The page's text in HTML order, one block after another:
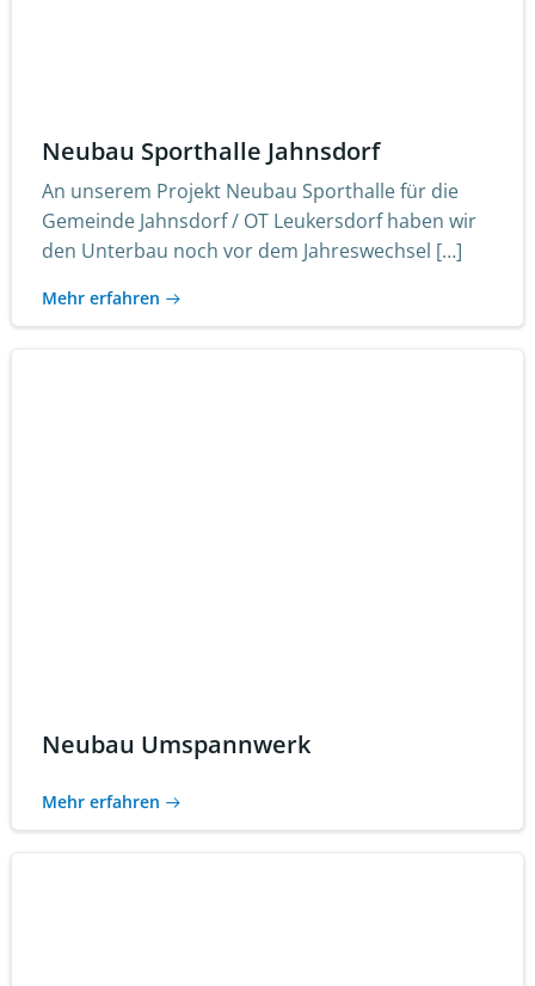
Neubau Sporthalle Jahnsdorf
An unserem Projekt Neubau Sporthalle für die
Gemeinde Jahnsdorf / OT Leukersdorf haben wir
den Unterbau noch vor dem Jahreswechsel […]
Mehr erfahren
Neubau Umspannwerk
Mehr erfahren